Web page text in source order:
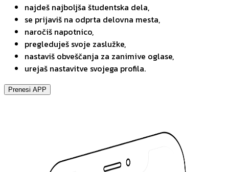
najdeš najboljša študentska dela,
se prijaviš na odprta delovna mesta,
naročiš napotnico,
pregleduješ svoje zaslužke,
nastaviš obveščanja za zanimive oglase,
urejaš nastavitve svojega profila.
Prenesi APP